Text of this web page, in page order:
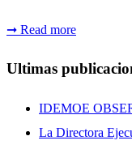
➞ Read more
Ultimas
IDEMOE
La Directora